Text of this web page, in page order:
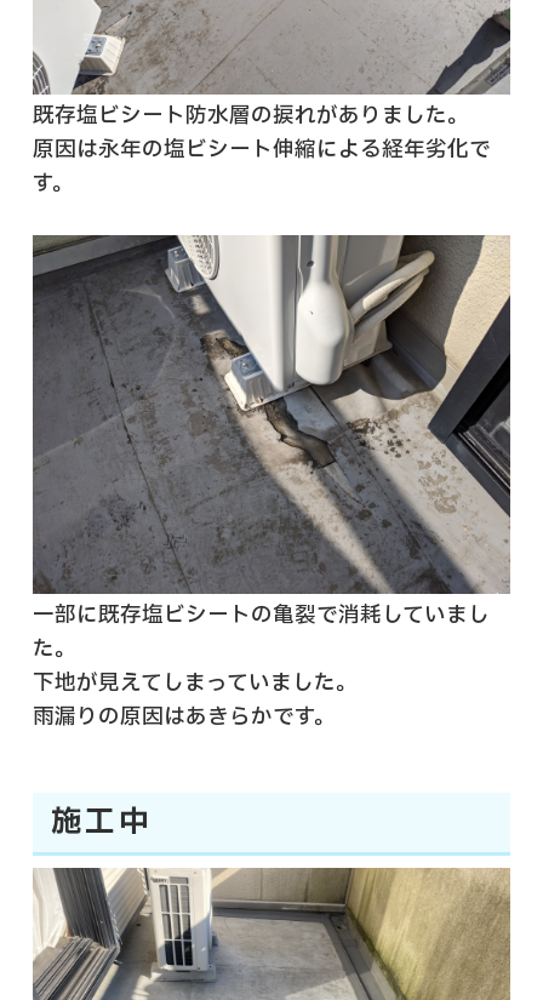
既存塩ビシート防水層の捩れがありました。
原因は永年の塩ビシート伸縮による経年劣化で
す。
一部に既存塩ビシートの亀裂で消耗していまし
た。
下地が見えてしまっていました。
雨漏りの原因はあきらかです。
施工中